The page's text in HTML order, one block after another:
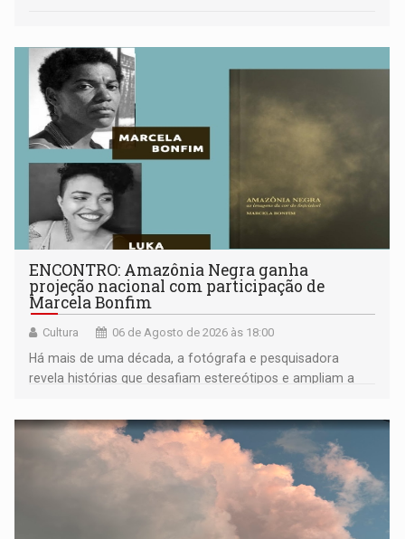
ENCONTRO: Amazônia Negra ganha
projeção nacional com participação de
Marcela Bonfim
Cultura 06 de Agosto de 2026 às 18:00
Há mais de uma década, a fotógrafa e pesquisadora
revela histórias que desafiam estereótipos e ampliam a
negras